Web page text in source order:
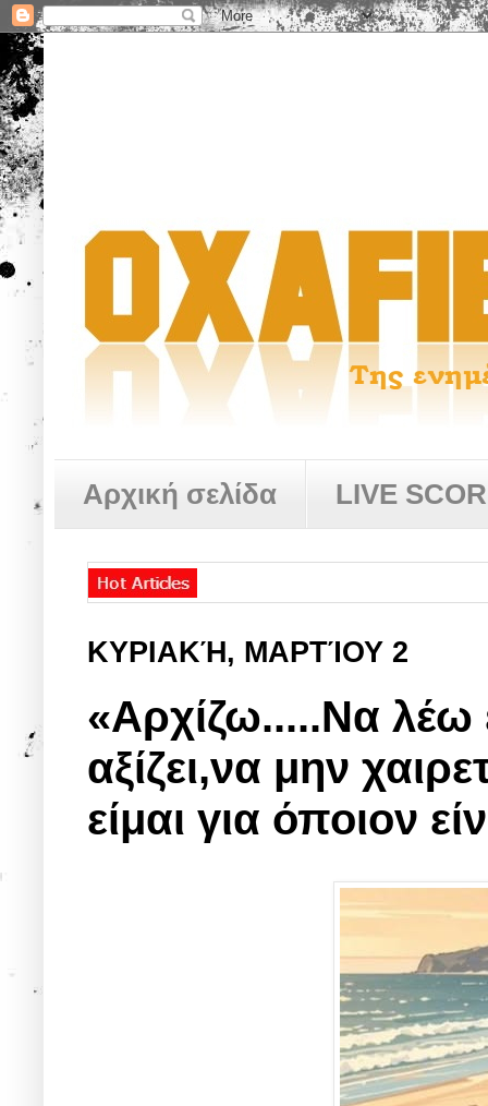
Αρχική σελίδα LIVE
ΚΥΡΙΑΚΉ, ΜΑΡΤΊΟΥ 2
«Αρχίζω.....Nα λέω
αξίζει,να μην
είμαι για όποιον